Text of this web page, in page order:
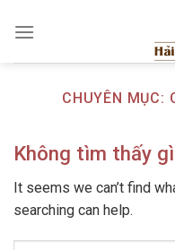
CHUYÊN MỤC:
Không tìm thấy gì
It seems we can’t find
searching can help.